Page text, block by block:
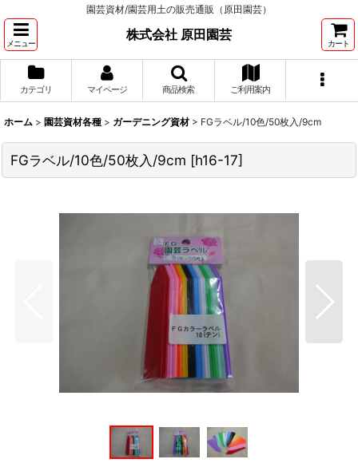
園芸資材/園芸用土の販売通販（原田園芸）
メニュー
株式会社 原田園芸
カート
カテゴリ マイページ 商品検索 ご利用案内
ホーム > 園芸資材各種 > ガーデニング資材 > FGラベル/10色/50枚入/9cm
FGラベル/10色/50枚入/9cm [h16-17]